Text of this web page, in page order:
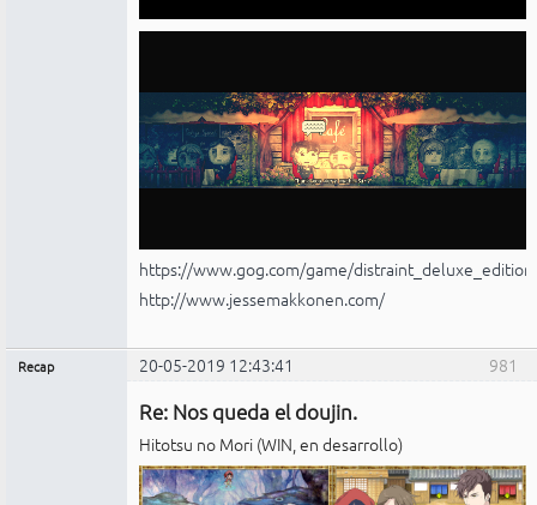
https://www.gog.com/game/distraint_deluxe_edition
http://www.jessemakkonen.com/
981
Recap 20-05-2019 12:43:41
Re: Nos queda el doujin.
Hitotsu no Mori (WIN, en desarrollo)